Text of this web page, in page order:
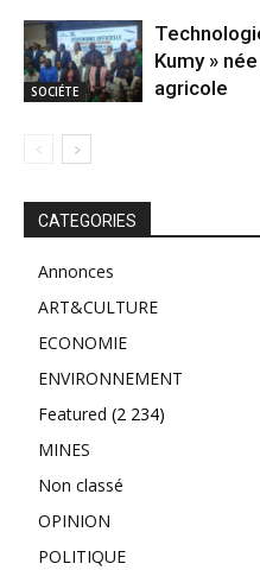
SOCIÉTE
Kumy »
agricole
CATEGORIES
Annonces
ART&CULTURE
ECONOMIE
ENVIRONNEMENT
Featured (2 234)
MINES
Non classé
OPINION
POLITIQUE